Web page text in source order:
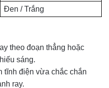
Đen / Trắng
theo đoạn thẳng hoặc
sáng.
tĩnh điện vừa chắc chắn
ray.